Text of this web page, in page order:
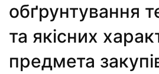
обґрунтування
та якісних
предмета